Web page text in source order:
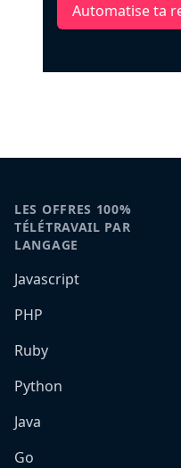
Automatise ta
LES OFFRES 100%
TÉLÉTRAVAIL PAR
LANGAGE
Javascript
PHP
Ruby
Python
Java
Go